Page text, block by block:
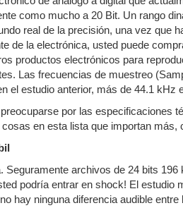
como mucho a 20 Bit. Un rango
real de la precisión, una vez que
de la electrónica, usted puede
productos electrónicos para
Las frecuencias de muestreo
el estudio anterior, más de 44.1 kHz
por las especificaciones
en esta lista que importan más,
Seguramente archivos de 24 bits
podría entrar en shock! El estudio
hay ninguna diferencia audible